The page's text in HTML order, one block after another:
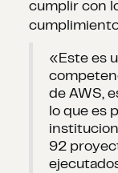
cumplir con
«Este es
de AWS,
lo que es
92